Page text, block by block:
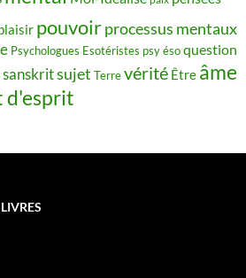
pouvoirprocessus mentaux
Psychologues Esotéristes psy ésoquestion
sanskritsujet Terrevérité Être âme
d'esprit